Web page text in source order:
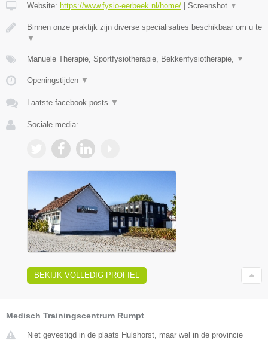
Website: https://www.fysio-eerbeek.nl/home/ Screenshot ▼
Binnen onze praktijk zijn diverse specialisaties beschikbaar om u te
▼
Manuele Therapie, Sportfysiotherapie, Bekkenfysiotherapie, ▼
Openingstijden ▼
Laatste facebook posts ▼
Sociale media:
BEKIJK VOLLEDIG PROFIEL
Medisch Trainingscentrum Rumpt
Niet gevestigd in de plaats Hulshorst, maar wel in de provincie